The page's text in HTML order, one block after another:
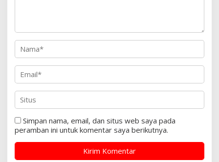
Simpan nama, email, dan situs web saya pada
peramban ini untuk komentar saya berikutnya.